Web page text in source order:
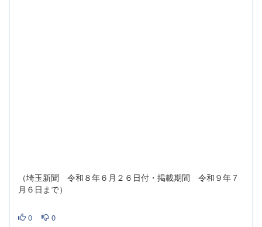
（埼玉新聞 令和８年６月２６日付・掲載期間 令和９年７
月６日まで）
0 0